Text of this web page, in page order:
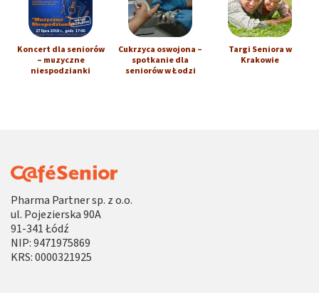
Koncert dla seniorów
– muzyczne
niespodzianki
Cukrzyca oswojona –
spotkanie dla
seniorów w Łodzi
Targi Seniora w
Krakowie
Pharma Partner sp. z o.o.
ul. Pojezierska 90A
91-341 Łódź
NIP: 9471975869
KRS: 0000321925